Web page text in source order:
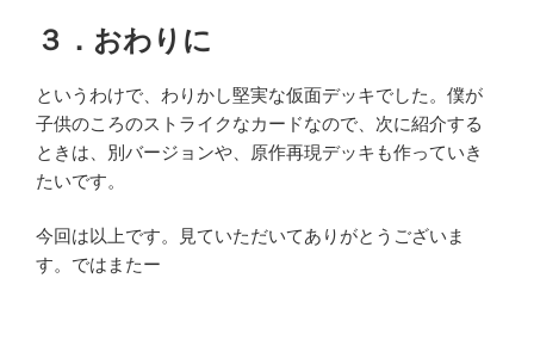
３．おわりに
というわけで、わりかし堅実な仮面デッキでした。僕が
子供のころのストライクなカードなので、次に紹介する
ときは、別バージョンや、原作再現デッキも作っていき
たいです。
今回は以上です。見ていただいてありがとうございま
す。ではまたー